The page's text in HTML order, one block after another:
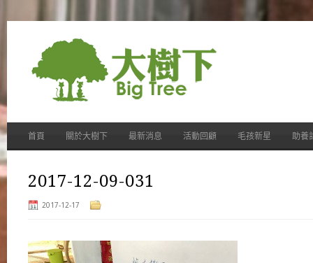
首頁 關於大樹下 最新消息 活動回顧 毛孩新星 助養
2017-12-09-031
2017-12-17